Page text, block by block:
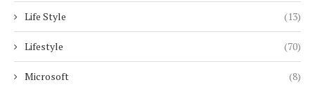
Life Style (13)
Lifestyle (70)
Microsoft (8)